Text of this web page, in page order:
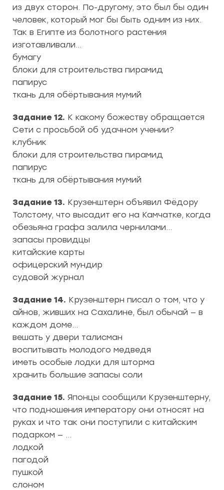
из двух сторон. По-другому, это был бы один
человек, который мог бы быть одним из них.
Так в Египте из болотного растения
изготавливали…
бумагу
блоки для строительства пирамид
папирус
ткань для обёртывания мумий
Задание 12. К какому божеству обращается
Сети с просьбой об удачном учении?
клубник
блоки для строительства пирамид
папирус
ткань для обёртывания мумий
Задание 13. Крузенштерн объявил Фёдору
Толстому, что высадит его на Камчатке, когда
обезьяна графа залила чернилами…
запасы провидцы
китайские карты
офицерский мундир
судовой журнал
Задание 14. Крузенштерн писал о том, что у
айнов, живших на Сахалине, был обычай — в
каждом доме…
вешать у двери талисман
воспитывать молодого медведя
иметь особые лодки для шторма
хранить большие запасы соли
Задание 15. Японцы сообщили Крузенштерну,
что подношения императору они относят на
руках и что так они поступили с китайским
подарком — …
лодкой
пагодой
пушкой
слоном